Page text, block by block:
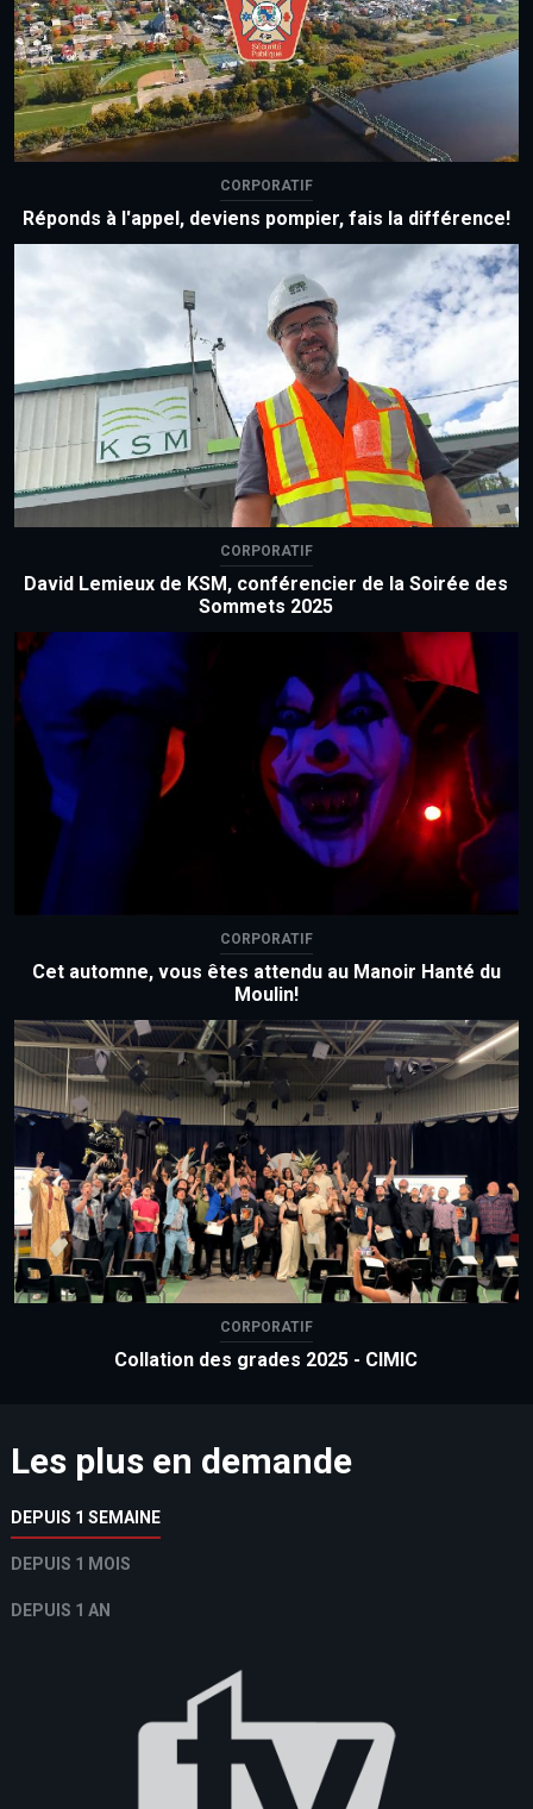
CORPORATIF
Réponds à l'appel, deviens pompier, fais la différence!
CORPORATIF
David Lemieux de KSM, conférencier de la Soirée des
Sommets 2025
CORPORATIF
Cet automne, vous êtes attendu au Manoir Hanté du
Moulin!
CORPORATIF
Collation des grades 2025 - CIMIC
Les plus en demande
DEPUIS 1 SEMAINE
DEPUIS 1 MOIS
DEPUIS 1 AN